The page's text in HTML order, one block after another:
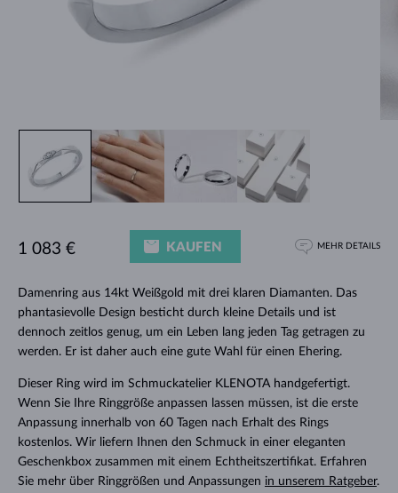
Damenring aus 14kt Weißgold mit drei klaren Diamanten. Das
phantasievolle Design besticht durch kleine Details und ist
dennoch zeitlos genug, um ein Leben lang jeden Tag getragen zu
werden. Er ist daher auch eine gute Wahl für einen Ehering.
Dieser Ring wird im Schmuckatelier KLENOTA handgefertigt.
Wenn Sie Ihre Ringgröße anpassen lassen müssen, ist die erste
Anpassung innerhalb von 60 Tagen nach Erhalt des Rings
kostenlos. Wir liefern Ihnen den Schmuck in einer eleganten
Geschenkbox zusammen mit einem Echtheitszertifikat. Erfahren
Sie mehr über Ringgrößen und Anpassungen in unserem Ratgeber.
1 083 € KAUFEN MEHR DETAILS